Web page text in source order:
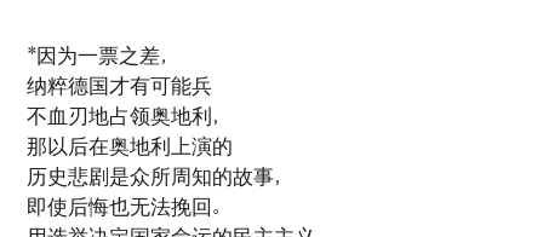
*因为一票之差，
纳粹德国才有可能兵
不血刃地占领奥地利，
那以后在奥地利上演的
历史悲剧是众所周知的故事，
即使后悔也无法挽回。